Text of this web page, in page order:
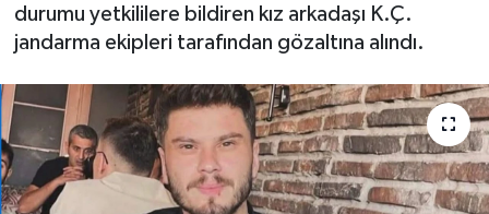
durumu yetkililere bildiren kız arkadaşı K.Ç.
jandarma ekipleri tarafından gözaltına alındı.
Dünya
Magazin
Politika
Son Dakika Haberleri